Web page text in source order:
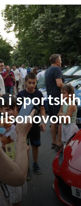
i sportskih